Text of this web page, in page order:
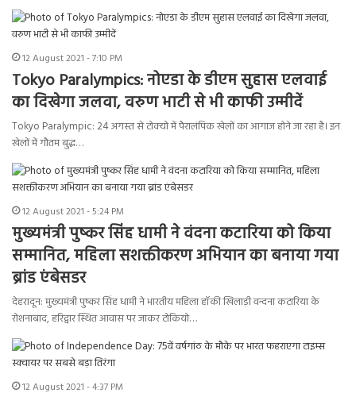
12 August 2021 - 7:10 PM
Tokyo Paralympics: नोएडा के डीएम सुहास एलवाई
का दिखेगा जलवा, वरुण भाटी से भी काफी उम्मीदें
Tokyo Paralympic: 24 अगस्त से टोक्यो में पैरालंपिक खेलों का आगाज होने जा रहा है। इन
खेलों में गौतम बुद्ध…
12 August 2021 - 5:24 PM
मुख्यमंत्री पुष्कर सिंह धामी ने वंदना कटारिया को किया
सम्मानित, महिला सशक्तीकरण अभियान का बनाया गया
ब्रांड एंबेसडर
देहरादून: मुख्यमंत्री पुष्कर सिंह धामी ने भारतीय महिला हॉकी खिलाड़ी वन्दना कटारिया के
रोशनाबाद, हरिद्वार स्थित आवास पर जाकर टोकियो…
12 August 2021 - 4:37 PM